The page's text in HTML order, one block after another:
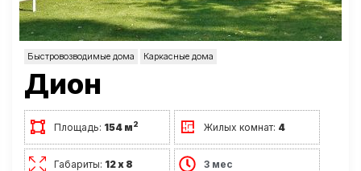
Быстровозводимые дома Каркасные дома
Дион
Площадь: 154 м2 Жилых комнат: 4
Габариты: 12 х 8 3 мес